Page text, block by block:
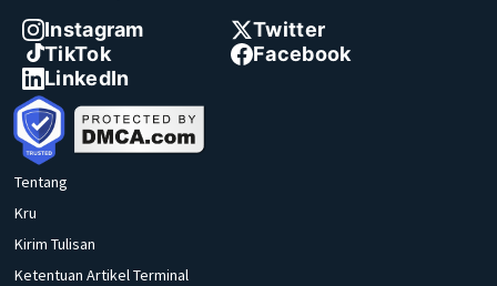
Instagram
Twitter
TikTok
Facebook
LinkedIn
Tentang
Kru
Kirim Tulisan
Ketentuan Artikel Terminal